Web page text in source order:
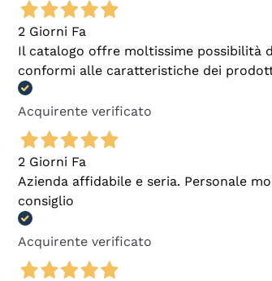
2 Giorni Fa
Il catalogo offre moltissime possibilità
conformi alle caratteristiche dei
Acquirente verificato
2 Giorni Fa
Azienda affidabile e seria. Personale
consiglio
Acquirente verificato